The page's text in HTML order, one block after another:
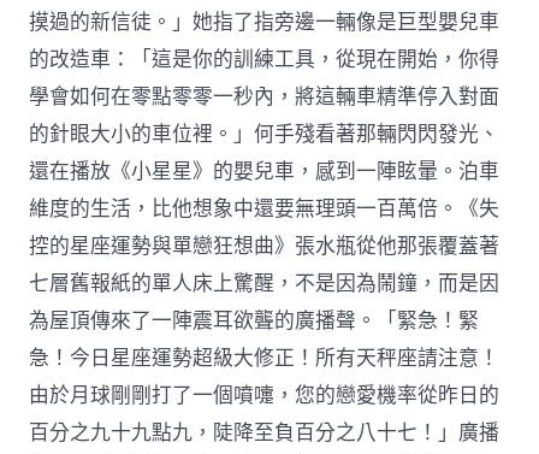
摸過的新信徒。」她指了指旁邊一輛像是巨型嬰兒車
的改造車：「這是你的訓練工具，從現在開始，你得
學會如何在零點零零一秒內，將這輛車精準停入對面
的針眼大小的車位裡。」何手殘看著那輛閃閃發光、
還在播放《小星星》的嬰兒車，感到一陣眩暈。泊車
維度的生活，比他想象中還要無理頭一百萬倍。《失
控的星座運勢與單戀狂想曲》張水瓶從他那張覆蓋著
七層舊報紙的單人床上驚醒，不是因為鬧鐘，而是因
為屋頂傳來了一陣震耳欲聾的廣播聲。「緊急！緊
急！今日星座運勢超級大修正！所有天秤座請注意！
由於月球剛剛打了一個噴嚏，您的戀愛機率從昨日的
百分之九十九點九，陡降至負百分之八十七！」廣播